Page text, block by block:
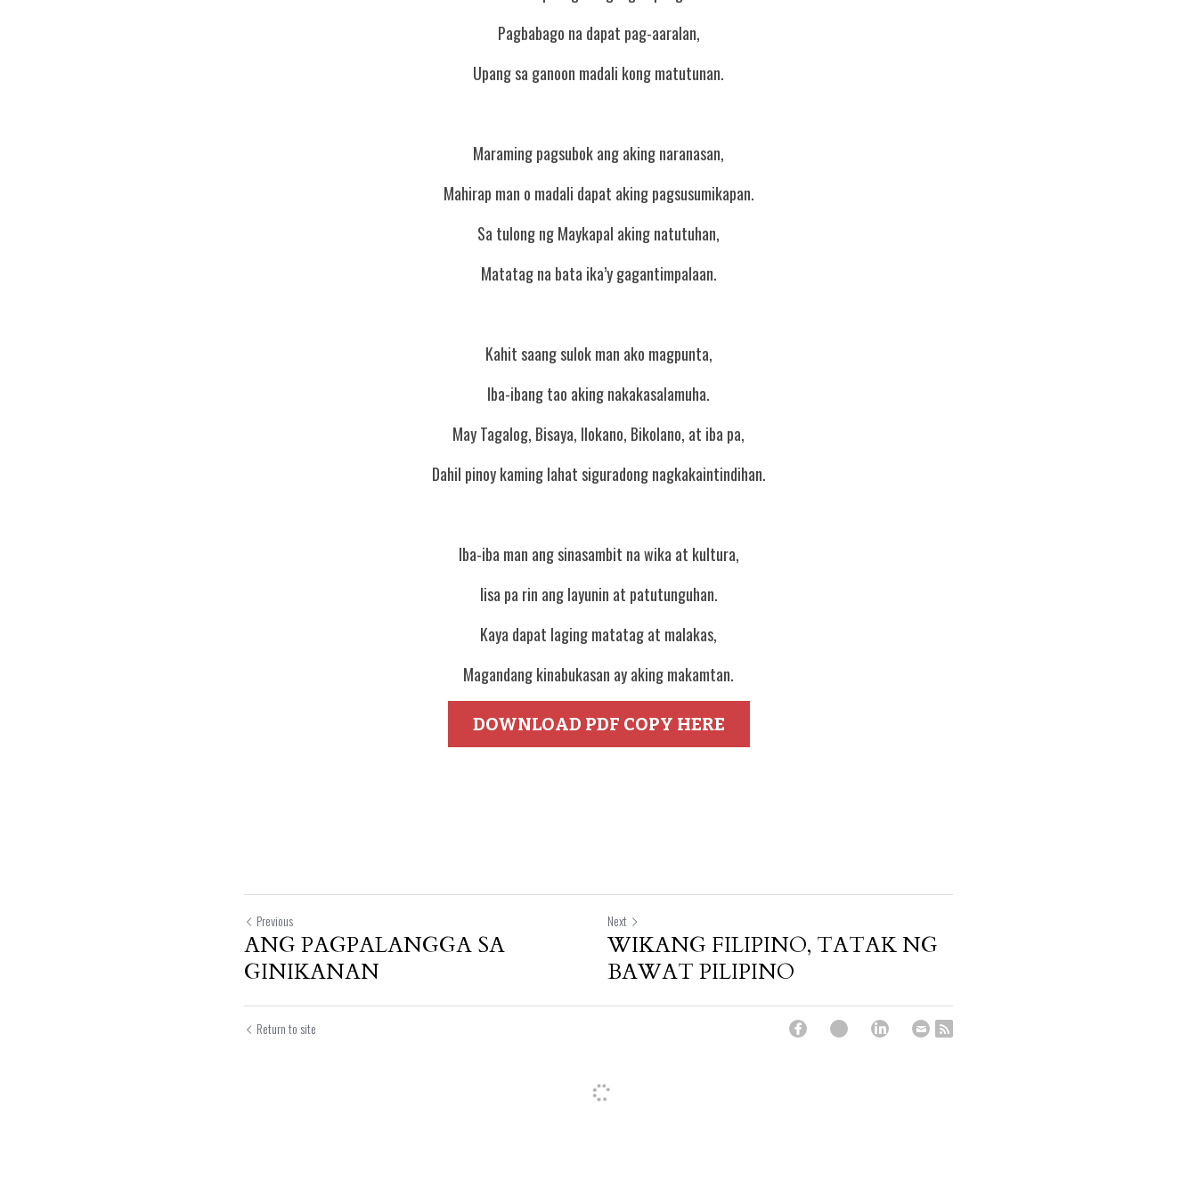
Pagbabago na dapat pag-aaralan,
Upang sa ganoon madali kong matutunan.
Maraming pagsubok ang aking naranasan,
Mahirap man o madali dapat aking pagsusumikapan.
Sa tulong ng Maykapal aking natutuhan,
Matatag na bata ika’y gagantimpalaan.
Kahit saang sulok man ako magpunta,
Iba-ibang tao aking nakakasalamuha.
May Tagalog, Bisaya, Ilokano, Bikolano, at iba pa,
Dahil pinoy kaming lahat siguradong nagkakaintindihan.
Iba-iba man ang sinasambit na wika at kultura,
Iisa pa rin ang layunin at patutunguhan.
Kaya dapat laging matatag at malakas,
Magandang kinabukasan ay aking makamtan.
DOWNLOAD PDF COPY HERE
Previous
ANG PAGPALANGGA SA
GINIKANAN
Next
WIKANG FILIPINO, TATAK NG
BAWAT PILIPINO
Return to site